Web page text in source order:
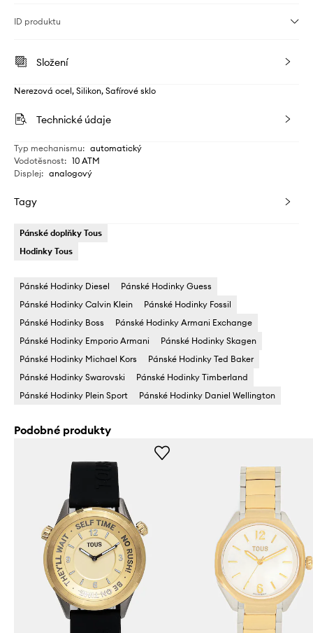
ID produktu
Složení
Nerezová ocel, Silikon, Safírové sklo
Technické údaje
Typ mechanismu: automatický
Vodotěsnost: 10 ATM
Displej: analogový
Tagy
Pánské doplňky Tous
Hodinky Tous
Pánské Hodinky Diesel
Pánské Hodinky Guess
Pánské Hodinky Calvin Klein
Pánské Hodinky Fossil
Pánské Hodinky Boss
Pánské Hodinky Armani Exchange
Pánské Hodinky Emporio Armani
Pánské Hodinky Skagen
Pánské Hodinky Michael Kors
Pánské Hodinky Ted Baker
Pánské Hodinky Swarovski
Pánské Hodinky Timberland
Pánské Hodinky Plein Sport
Pánské Hodinky Daniel Wellington
Podobné produkty